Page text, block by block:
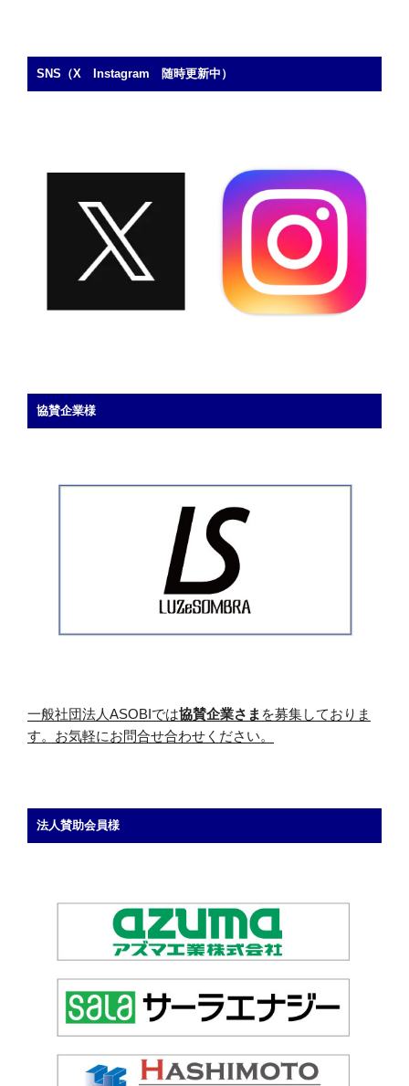
SNS（X Instagram 随時更新中）
協賛企業様
一般社団法人ASOBIでは協賛企業さま を募集しておりま
す。お気軽にお問合せ合わせください。
法人賛助会員様